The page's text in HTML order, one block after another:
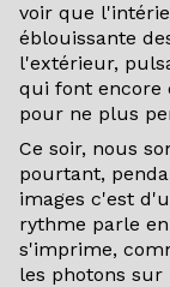
voir que
éblouissante
l'extérieur,
qui font encore
pour ne plus
Ce soir, nous
pourtant,
images c'est
rythme parle
s'imprime,
les photons